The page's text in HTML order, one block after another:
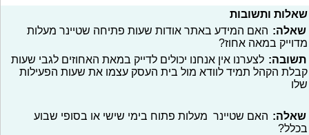
שאלות ותשובות
שאלה: האם המידע באתר אודות שעות פתיחה שטיינר מעלות
מדוייק במאה אחוז?
תשובה: לצערנו אין אנחנו יכולים לדייק במאת האחוזים לגבי שעות
קבלת הקהל תמיד לוודא מול בית העסק עצמו את שעות הפעילות
שלו
שאלה: האם שטיינר מעלות פתוח בימי שישי או בסופי שבוע
בכלל?